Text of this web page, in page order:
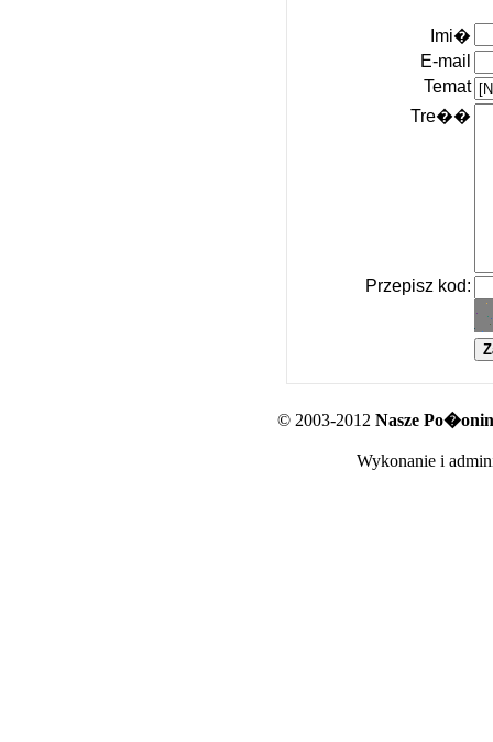
Imi�
E-mail
Temat
Tre��
Przepisz kod:
© 2003-2012 Nasze
Wykonanie i